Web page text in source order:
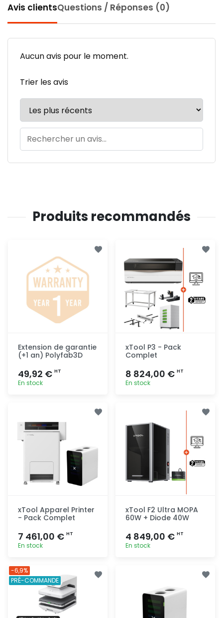
Avis clientsQuestions / Réponses (0)
Aucun avis pour le moment.
Trier les avis
Produits recommandés
Extension de garantie
(+1 an) Polyfab3D
49,92 € HT
En stock
xTool P3 - Pack
Complet
8 824,00 € HT
En stock
xTool Apparel Printer
- Pack Complet
7 461,00 € HT
En stock
rapide
xTool F2 Ultra MOPA
60W + Diode 40W
4 849,00 € HT
En stock
-6,9%
PRÉ-COMMANDE